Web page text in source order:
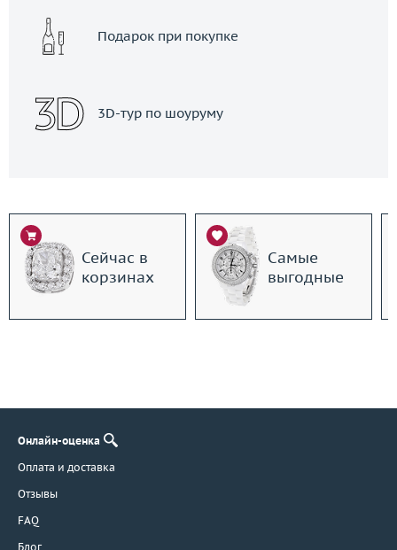
Подарок при покупке
3D-тур по шоуруму
Сейчас в
корзинах
Самые
выгодные
Онлайн-оценка
Оплата и доставка
Отзывы
FAQ
Блог